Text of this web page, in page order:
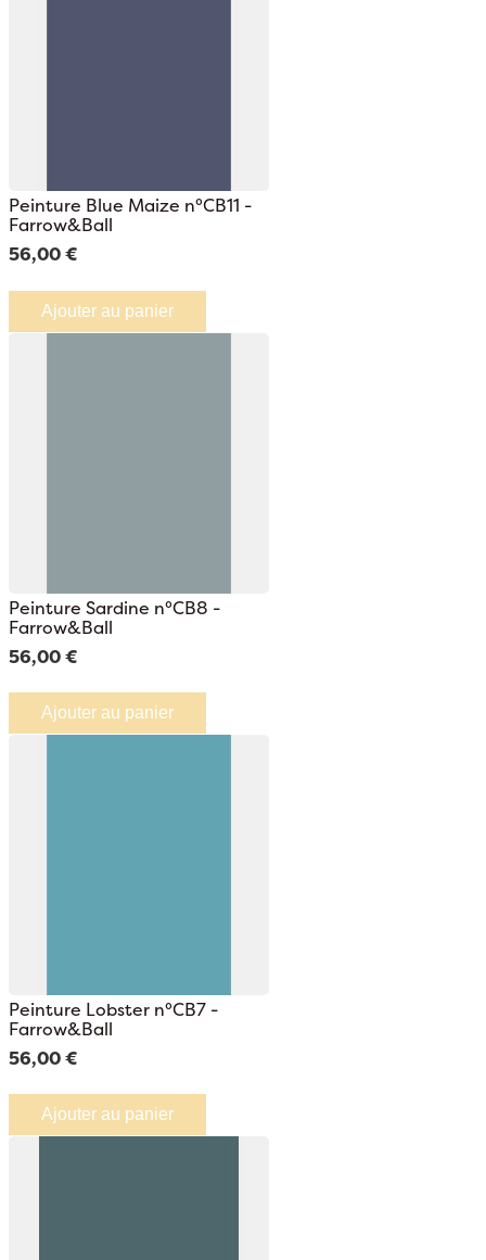
Peinture Blue Maize n°CB11 -
Farrow&Ball
56,00 €
Ajouter au panier
Peinture Sardine n°CB8 -
Farrow&Ball
56,00 €
Ajouter au panier
Peinture Lobster n°CB7 -
Farrow&Ball
56,00 €
Ajouter au panier